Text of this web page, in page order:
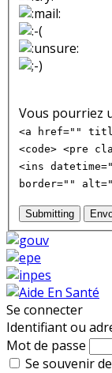
Vous pourriez
<a href=""
<code> <pre
<ins
border=""
Submitting
Se connecter
Identifiant ou
Mot de passe
Se souvenir